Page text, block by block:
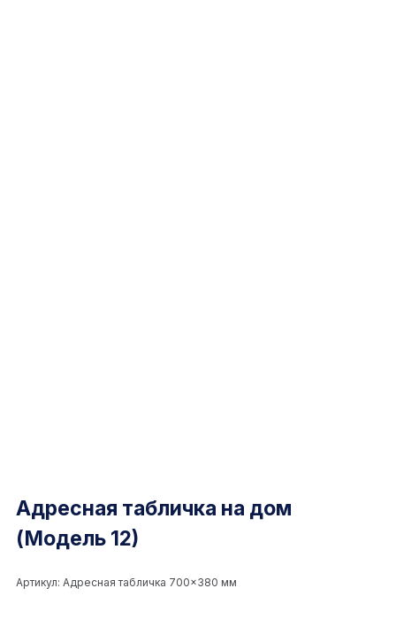
Адресная табличка на дом
(Модель 12)
Артикул: Адресная табличка 700×380 мм